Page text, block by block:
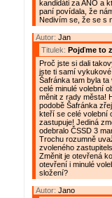
kandidáti za ANO a
paní povídala, že
Nedivím se, že se s
Autor: Jan
Titulek: Pojďme to
Proč jste si dali
jste ti samí
Šafránka tam byla
celé minulé volební
měnit z rady města!
podobě Šafránka
kteří se celé volební
zastupuje! Jediná
odebralo ČSSD 3
Trochu rozumně
zvoleného
Změnit je otevřená
otevření i minulé
složení?
Autor: Jano